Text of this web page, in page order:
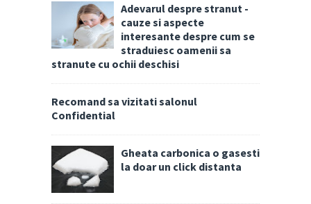
Adevarul despre stranut -
cauze si aspecte
interesante despre cum se
straduiesc oamenii sa
stranute cu ochii deschisi
Recomand sa vizitati salonul
Confidential
Gheata carbonica o gasesti
la doar un click distanta